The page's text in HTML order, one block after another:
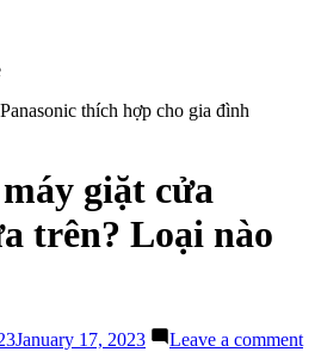
giặt cửa
trên? Loại nào
January 17, 2023 Leave a commenton